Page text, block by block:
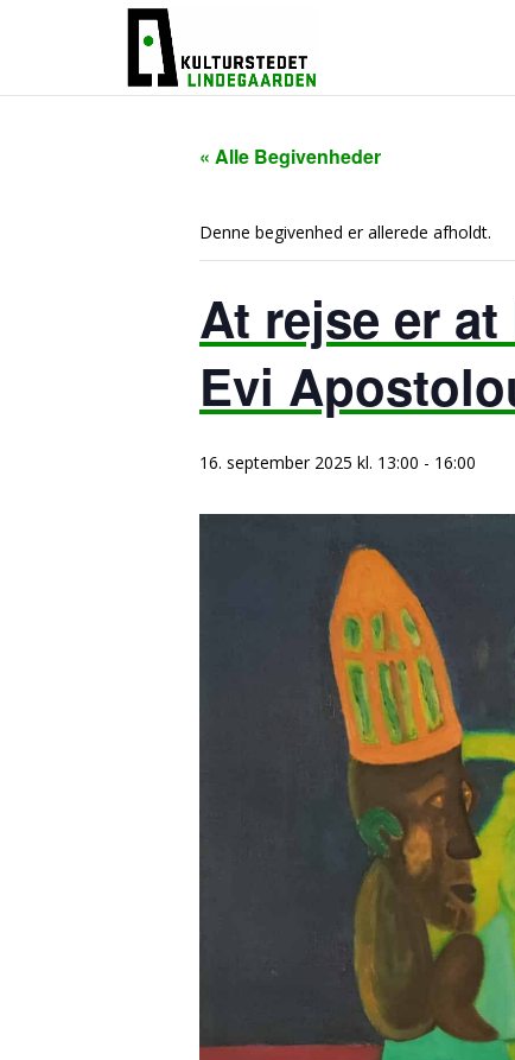
« Alle Begivenheder
Denne begivenhed er allerede afholdt.
At rejse er
Evi
16. september 2025 kl. 13:00 - 16:00